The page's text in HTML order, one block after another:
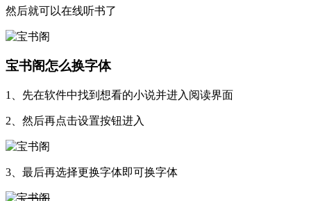
然后就可以在线听书了
宝书阁怎么换字体
1、先在软件中找到想看的小说并进入阅读界面
2、然后再点击设置按钮进入
3、最后再选择更换字体即可换字体